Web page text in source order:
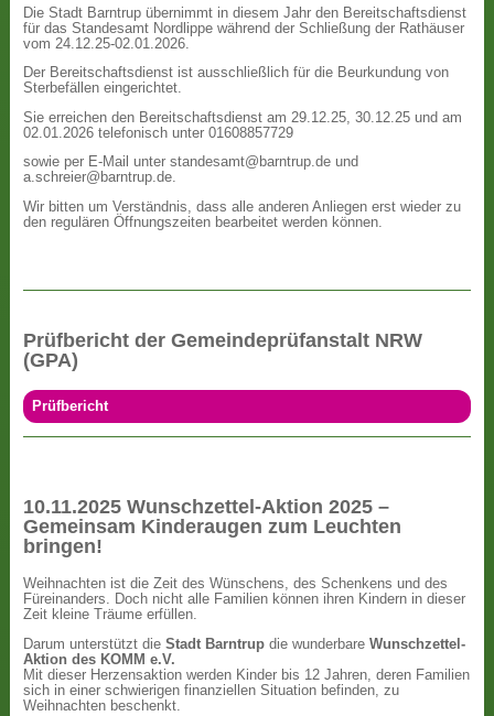
Die Stadt Barntrup übernimmt in diesem Jahr den Bereitschaftsdienst
für das Standesamt Nordlippe während der Schließung der Rathäuser
vom 24.12.25-02.01.2026.
Der Bereitschaftsdienst ist ausschließlich für die Beurkundung von
Sterbefällen eingerichtet.
Sie erreichen den Bereitschaftsdienst am 29.12.25, 30.12.25 und am
02.01.2026 telefonisch unter 01608857729
sowie per E-Mail unter standesamt@barntrup.de und
a.schreier@barntrup.de.
Wir bitten um Verständnis, dass alle anderen Anliegen erst wieder zu
den regulären Öffnungszeiten bearbeitet werden können.
Prüfbericht der Gemeindeprüfanstalt NRW
(GPA)
Prüfbericht
10.11.2025 Wunschzettel-Aktion 2025 –
Gemeinsam Kinderaugen zum Leuchten
bringen!
Weihnachten ist die Zeit des Wünschens, des Schenkens und des
Füreinanders. Doch nicht alle Familien können ihren Kindern in dieser
Zeit kleine Träume erfüllen.
Darum unterstützt dieStadt Barntrup die wunderbareWunschzettel-
Aktion des KOMM e.V.
Mit dieser Herzensaktion werden Kinder bis 12 Jahren, deren Familien
sich in einer schwierigen finanziellen Situation befinden, zu
Weihnachten beschenkt.